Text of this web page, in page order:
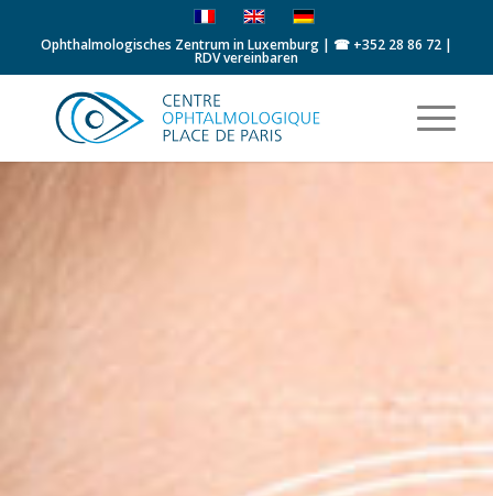
Ophthalmologisches Zentrum in Luxemburg | ☎ +352 28 86 72|
RDV vereinbaren